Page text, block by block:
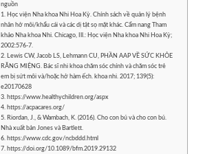
nguồn
1. Học viện Nha khoa Nhi Hoa Kỳ. Chính sách về quản lý bệnh
nhân hở môi/khẩu cái và các dị tật sọ mặt khác. Cẩm nang Tham
khảo Nha khoa Nhi. Chicago, Ill.: Học viện Nha khoa Nhi Hoa Kỳ;
2002:576-7.
2. Lewis CW, Jacob LS, Lehmann CU, PHẦN AAP VỀ SỨC KHỎE
RĂNG MIỆNG. Bác sĩ nhi khoa chăm sóc chính và chăm sóc trẻ
em bị sứt môi và/hoặc hở hàm ếch. khoa nhi. 2017; 139(5):
e20170628
3. https://www.healthychildren.org/aspx
4. https://acpacares.org/
5. Riordan, J., & Wambach, K. (2016). Cho con bú và cho con bú.
Nhà xuất bản Jones và Bartlett.
6. https://www.cdc.gov/ncbddd.html
7. https://doi.org/10.1089/bfm.2019.29132